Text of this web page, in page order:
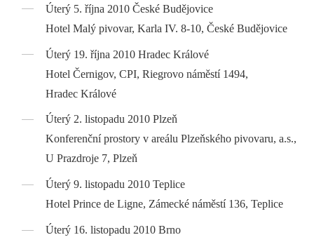
Úterý 5. října 2010 České Budějovice
Hotel Malý pivovar, Karla IV. 8-10, České Budějovice
Úterý 19. října 2010 Hradec Králové
Hotel Černigov, CPI, Riegrovo náměstí 1494,
Hradec Králové
Úterý 2. listopadu 2010 Plzeň
Konferenční prostory v areálu Plzeňského pivovaru, a.s.,
U Prazdroje 7, Plzeň
Úterý 9. listopadu 2010 Teplice
Hotel Prince de Ligne, Zámecké náměstí 136, Teplice
Úterý 16. listopadu 2010 Brno